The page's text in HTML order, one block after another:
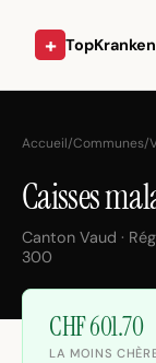
+
Accueil/Communes/
Caisses
Canton Vaud ·
300
CHF 601.70
LA MOINS